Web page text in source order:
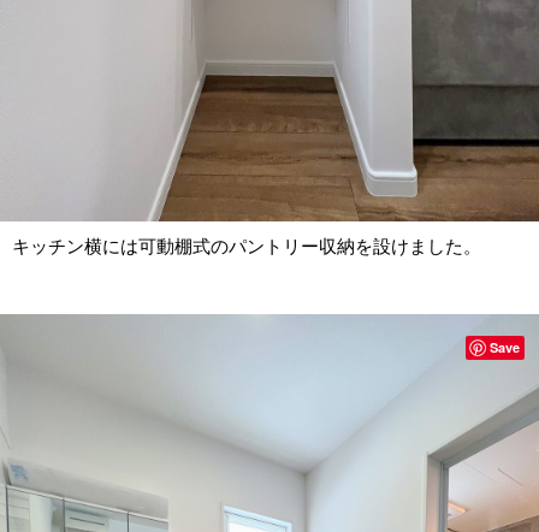
キッチン横には可動棚式のパントリー収納を設けました。
Save